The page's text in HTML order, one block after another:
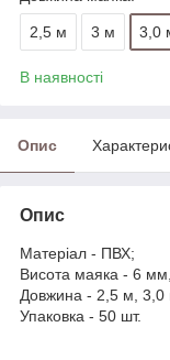
2,5 м 3 м 3,0
В наявності
Опис
Опис
Матеріал - ПВХ;
Висота маяка - 6
Довжина - 2,5 м, 3,0
Упаковка - 50 шт.